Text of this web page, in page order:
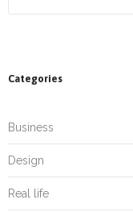
Categories
Business
Design
Real life